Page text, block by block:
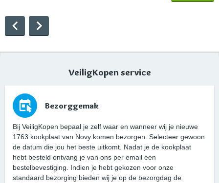
VeiligKopen service
Bezorggemak
Bij VeiligKopen bepaal je zelf waar en wanneer wij je nieuwe
1763 kookplaat van Novy komen bezorgen. Selecteer gewoon
de datum die jou het beste uitkomt. Nadat je de kookplaat
hebt besteld ontvang je van ons per email een
bestelbevestiging. Indien je hebt gekozen voor onze
standaard bezorging bieden wij je op de bezorgdag de